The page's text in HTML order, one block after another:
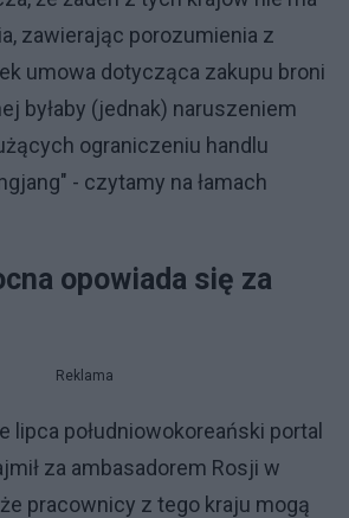
zawierając porozumienia z
umowa dotycząca zakupu broni
byłaby (jednak) naruszeniem
ograniczeniu handlu
- czytamy na łamach
opowiada się za
Reklama
lipca południowokoreański portal
za ambasadorem Rosji w
pracownicy z tego kraju mogą